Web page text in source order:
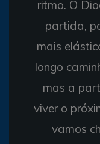
ritmo. O
partida,
mais
longo
mas a
viver o
vamos